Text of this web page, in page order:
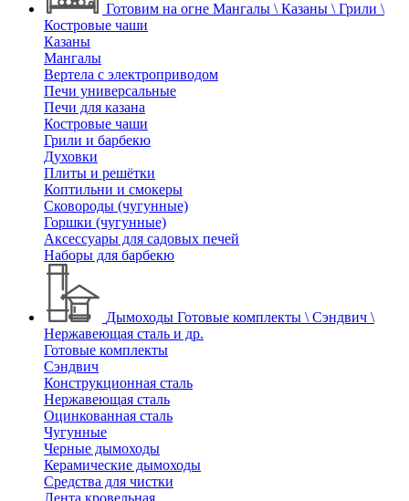
Готовим на огне Мангалы \ Казаны \ Грили \
Костровые чаши
Казаны
Мангалы
Вертела с электроприводом
Печи универсальные
Печи для казана
Костровые чаши
Грили и барбекю
Духовки
Плиты и решётки
Коптильни и смокеры
Сковороды (чугунные)
Горшки (чугунные)
Аксессуары для садовых печей
Наборы для барбекю
Дымоходы Готовые комплекты \ Сэндвич \
Нержавеющая сталь и др.
Готовые комплекты
Сэндвич
Конструкционная сталь
Нержавеющая сталь
Оцинкованная сталь
Чугунные
Черные дымоходы
Керамические дымоходы
Средства для чистки
Лента кровельная